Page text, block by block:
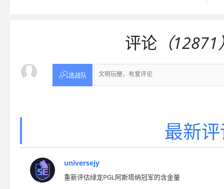
评论 （
选战队
最新
universejy
重新评估绿龙PGL阿斯塔纳冠军的含金量